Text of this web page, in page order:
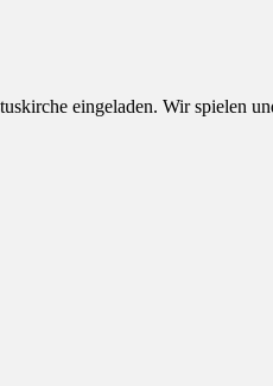
eingeladen. Wir spielen